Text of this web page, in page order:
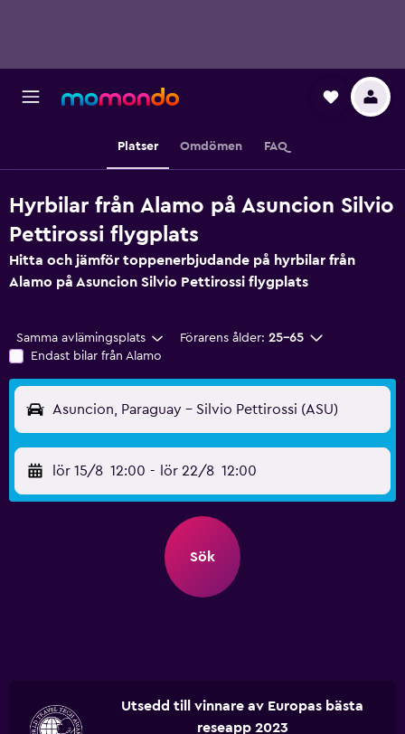
Platser Omdömen FAQ
Hyrbilar från Alamo på Asuncion Silvio
Pettirossi flygplats
Hitta och jämför toppenerbjudande på hyrbilar från
Alamo på Asuncion Silvio Pettirossi flygplats
Samma avlämingsplats Förarens ålder: 25-65
Endast bilar från Alamo
Asuncion, Paraguay - Silvio Pettirossi (ASU)
lör 15/8 12:00 - lör 22/8 12:00
Sök
Utsedd till vinnare av Europas bästa
reseapp 2023